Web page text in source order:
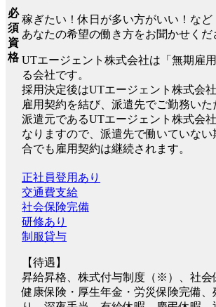
必
須
資
格
稼ぎたい！休日が多い方がいい！など
あなたの希望の働き方をお聞かせくだ
UTエージェント株式会社は「無期雇
る会社です。
採用決定後はUTエージェント株式会
雇用契約を結び、派遣先でご勤務いた
派遣元であるUTエージェント株式会
なりますので、派遣先で働いていな
合でも雇用契約は継続されます。
正社員登用あり
交通費支給
社会保険完備
研修あり
制服貸与
【待遇】
昇給昇格、株式付与制度（※）、社会
健康保険・厚生年金・労災保険完備